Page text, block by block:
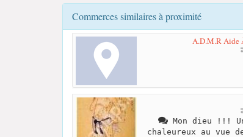
Commerces similaires à proximité
A.D.M.R Aide
Mon dieu !!!
chaleureux au vue